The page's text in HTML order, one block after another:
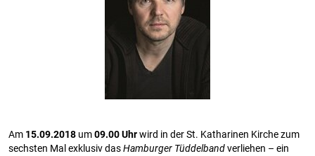
Am 15.09.2018 um09.00 Uhrwird in der St. Katharinen Kirche zum
sechsten Mal exklusiv dasHamburger Tüddelbandverliehen – ein